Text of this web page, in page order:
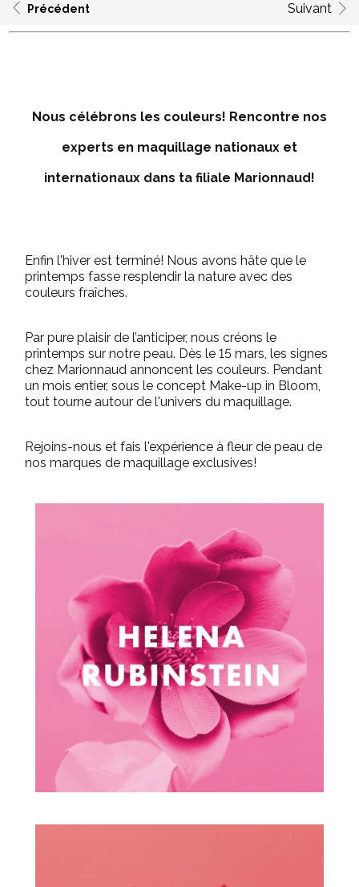
Précédent Suivant
Nous célébrons les couleurs! Rencontre nos
experts en maquillage nationaux et
internationaux dans ta filiale Marionnaud!
Enfin l'hiver est terminé! Nous avons hâte que le
printemps fasse resplendir la nature avec des
couleurs fraîches.
Par pure plaisir de l’anticiper, nous créons le
printemps sur notre peau. Dès le 15 mars, les signes
chez Marionnaud annoncent les couleurs. Pendant
un mois entier, sous le concept Make-up in Bloom,
tout tourne autour de l'univers du maquillage.
Rejoins-nous et fais l'expérience à fleur de peau de
nos marques de maquillage exclusives!